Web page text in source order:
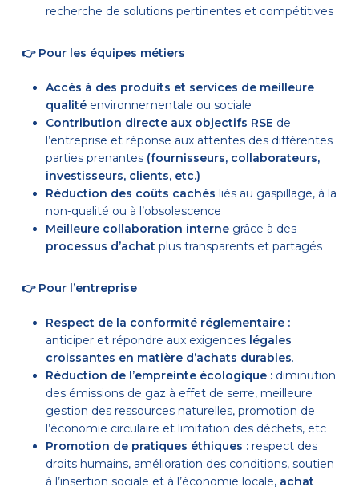
recherche de solutions pertinentes et compétitives
👉 Pour les équipes métiers
Accès à des produits et services de meilleure
qualitéenvironnementale ou sociale
Contribution directe aux objectifs RSE de
l’entreprise et réponse aux attentes des différentes
parties prenantes (fournisseurs, collaborateurs,
investisseurs, clients, etc.)
Réduction des coûts cachés liés au gaspillage, à la
non-qualité ou à l’obsolescence
Meilleure collaboration internegrâce à des
processus d’achat plus transparents et partagés
👉 Pour l’entreprise
Respect de la conformité réglementaire :
anticiper et répondre aux exigences légales
croissantes en matière d’achats durables.
Réduction de l’empreinte écologique :diminution
des émissions de gaz à effet de serre, meilleure
gestion des ressources naturelles, promotion de
l’économie circulaire et limitation des déchets, etc
Promotion de pratiques éthiques :respect des
droits humains, amélioration des conditions, soutien
à l’insertion sociale et à l’économie locale, achat